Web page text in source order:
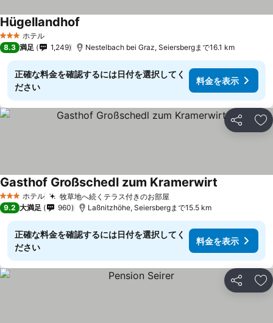
3 ホテルのランク
ホテル
Hügellandhof
8.3 満足 1,249 Nestelbach bei Graz, Seiersbergまで16.1 km
正確な料金を確認するには日付を選択してく
ださい
料金を表示
シェア お
3 ホテルのランク
ホテル 牧草地へ続くテラス付きのお部屋
Gasthof Großschedl zum Kramerwirt
9.2 大満足 960 Laßnitzhöhe, Seiersbergまで15.5 km
正確な料金を確認するには日付を選択してく
ださい
料金を表示
シェア お